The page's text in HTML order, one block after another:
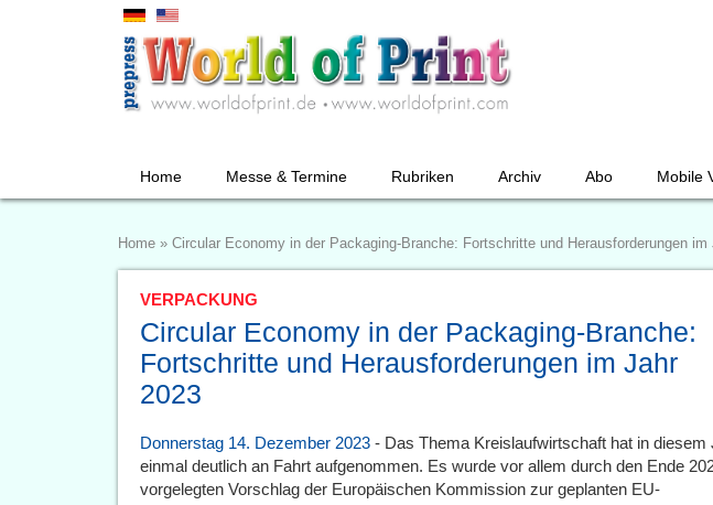
Home Messe & Termine Rubriken Archiv Abo Mobile
Home » Circular Economy in der Packaging-Branche: Fortschritte und Herausforderungen im
VERPACKUNG
Circular Economy in der Packaging-Branche:
Fortschritte und Herausforderungen im Jahr
2023
Donnerstag 14. Dezember 2023 - Das Thema Kreislaufwirtschaft hat in diesem
einmal deutlich an Fahrt aufgenommen. Es wurde vor allem durch den Ende
vorgelegten Vorschlag der Europäischen Kommission zur geplanten EU-